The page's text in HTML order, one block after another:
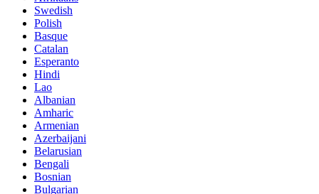
Swedish
Polish
Basque
Catalan
Esperanto
Hindi
Lao
Albanian
Amharic
Armenian
Azerbaijani
Belarusian
Bengali
Bosnian
Bulgarian